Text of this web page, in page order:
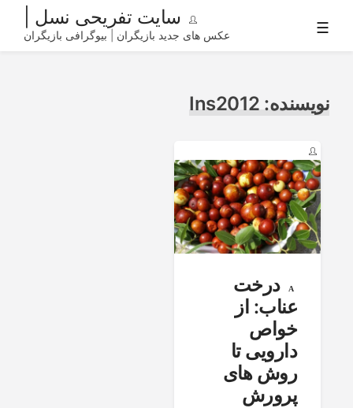
Skip
سایت تفریحی نسل |
عکس های جدید بازیگران | بیوگرافی بازیگران ☰
نویسنده: Ins2012
درخت
عناب: از
خواص
دارویی تا
روش های
پرورش